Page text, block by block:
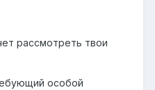
рассмотреть твои
особой